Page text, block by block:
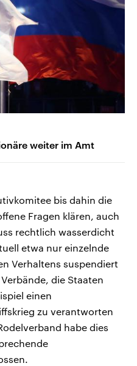
weiter im Amt
bis dahin die
Fragen klären, auch
rechtlich wasserdicht
etwa nur einzelnde
Verhaltens suspendiert
die Staaten
einen
zu verantworten
habe dies